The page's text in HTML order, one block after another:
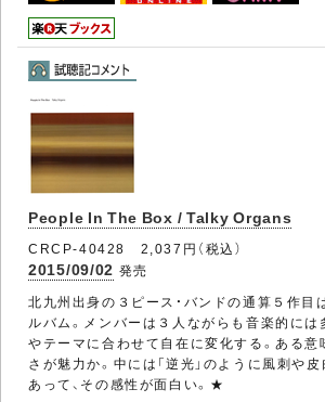
People In The Box / Talky Organs
CRCP-40428 2,037円（税込）
2015/09/02 発売
北九州出身の３ピース・バンドの通算５作目
ルバム。メンバーは３人ながらも音楽的には
やテーマに合わせて自在に変化する。ある意
さが魅力か。中には「逆光」のように風刺や
あって、その感性が面白い。★